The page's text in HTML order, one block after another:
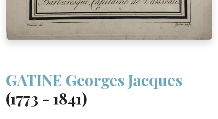
GATINE Georges Jacques
(1773 - 1841)